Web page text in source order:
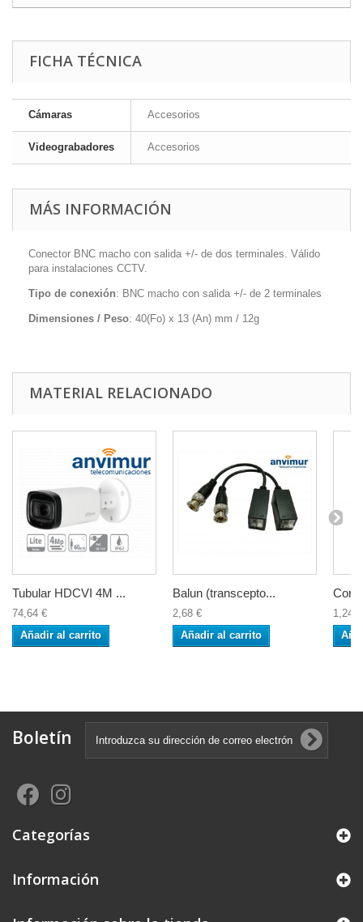
FICHA TÉCNICA
Cámaras Accesorios
Videograbadores Accesorios
MÁS INFORMACIÓN
Conector BNC macho con salida +/- de dos terminales. Válido
para instalaciones CCTV.
Tipo de conexión: BNC macho con salida +/- de 2 terminales
Dimensiones / Peso: 40(Fo) x 13 (An) mm / 12g
MATERIAL RELACIONADO
Tubular HDCVI 4M ...
74,64 €
Añadir al carrito
Balun (transcepto...
2,68 €
Añadir al carrito
1,24 €
Boletín
Categorías
Información